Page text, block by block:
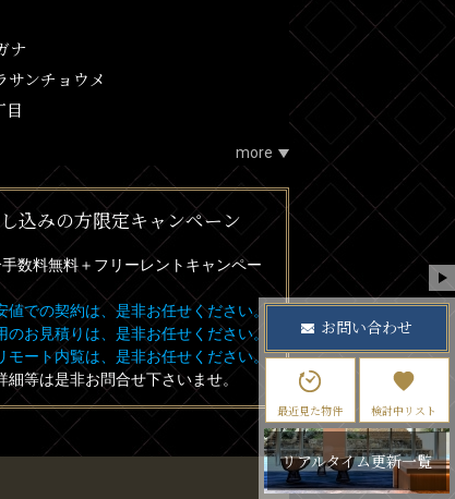
ナ
サンチョウメ
目
more
込みの方限定キャンペーン
数料無料＋ フリーレント キャンペー
値での契約は、是非お任せください。
のお見積りは、是非お任せください。
モート内覧は、是非お任せください。
等は是非お問合せ下さいませ。
お問い合わせ
最近見た物件 検討中リスト
リアルタイム更新一覧